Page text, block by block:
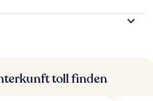
toll finden